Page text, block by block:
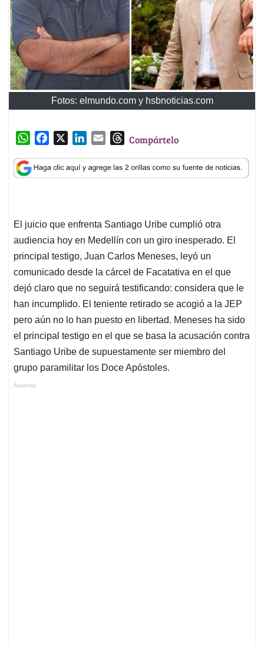
Fotos: elmundo.com y hsbnoticias.com
W
a
t
p
p
c
e
o
k
n
k
I
n
a
i
T
r
e
s
Compártelo
El juicio que enfrenta Santiago Uribe cumplió otra
audiencia hoy en Medellín con un giro inesperado. El
principal testigo, Juan Carlos Meneses, leyó un
comunicado desde la cárcel de Facatativa en el que
dejó claro que no seguirá testificando: considera que le
han incumplido. El teniente retirado se acogió a la JEP
pero aún no lo han puesto en libertad. Meneses ha sido
el principal testigo en el que se basa la acusación contra
Santiago Uribe de supuestamente ser miembro del
grupo paramilitar los Doce Apóstoles.
Anuncios.